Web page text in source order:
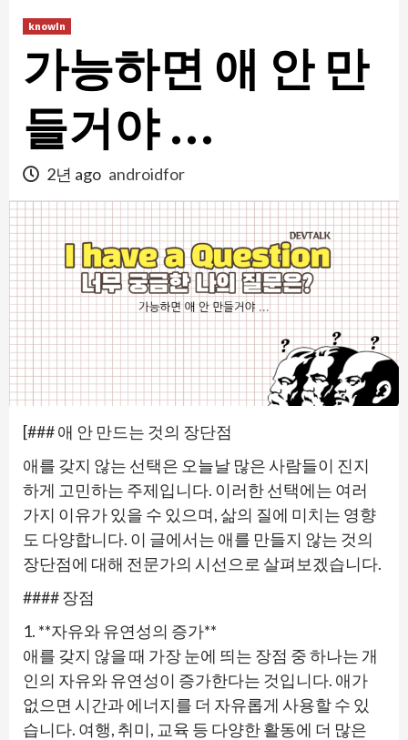
knowIn
가능하면 애 안 만
들거야 …
2년 ago androidfor
[### 애 안 만드는 것의 장단점
애를 갖지 않는 선택은 오늘날 많은 사람들이 진지
하게 고민하는 주제입니다. 이러한 선택에는 여러
가지 이유가 있을 수 있으며, 삶의 질에 미치는 영향
도 다양합니다. 이 글에서는 애를 만들지 않는 것의
장단점에 대해 전문가의 시선으로 살펴보겠습니다.
#### 장점
1. **자유와 유연성의 증가**
애를 갖지 않을 때 가장 눈에 띄는 장점 중 하나는 개
인의 자유와 유연성이 증가한다는 것입니다. 애가
없으면 시간과 에너지를 더 자유롭게 사용할 수 있
습니다. 여행, 취미, 교육 등 다양한 활동에 더 많은